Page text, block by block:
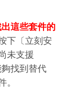
這些套件的
下〔立刻安
未支援
找到替代
。